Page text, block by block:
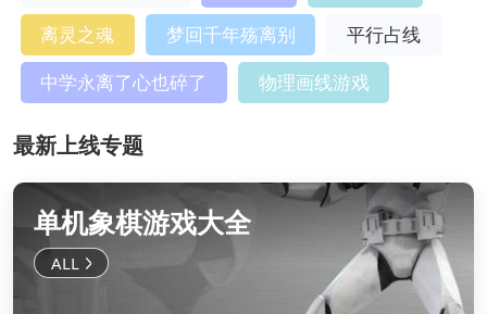
离灵之魂
梦回千年殇离别
平行占线
中学永离了心也碎了
物理画线游戏
最新上线专题
单机象棋游戏大全